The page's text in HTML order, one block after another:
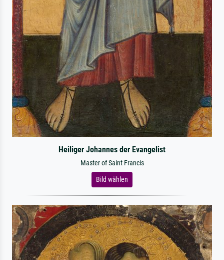
Heiliger Johannes der Evangelist
Master of Saint Francis
Bild wählen